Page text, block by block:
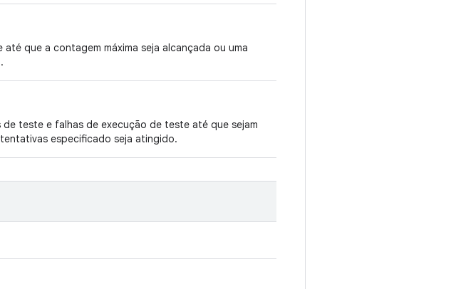
que a contagem máxima seja alcançada ou uma
teste e falhas de execução de teste até que sejam
especificado seja atingido.